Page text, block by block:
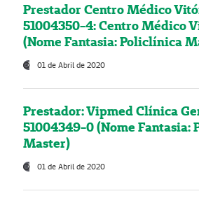
Prestador Centro Médico
51004350-4: Centro Médico
(Nome Fantasia: Policlínica
01 de Abril de 2020
Prestador: Vipmed Clínica
51004349-0 (Nome Fantasia:
Master)
01 de Abril de 2020